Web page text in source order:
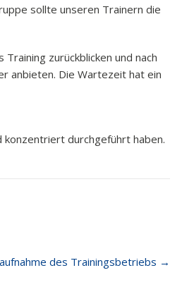
sollte unseren Trainern die
zurückblicken und nach
anbieten. Die Wartezeit hat ein
konzentriert durchgeführt haben.
des Trainingsbetriebs →